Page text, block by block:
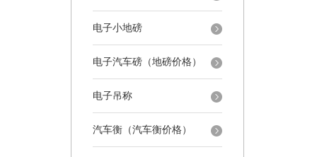
电子小地磅
电子汽车磅（地磅价格）
电子吊称
汽车衡（汽车衡价格）